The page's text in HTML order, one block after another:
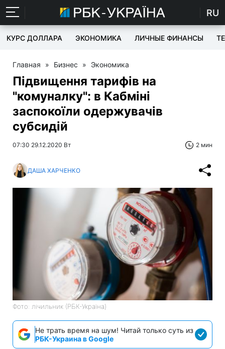
RU
КУРС ДОЛЛАРА ЭКОНОМИКА ЛИЧНЫЕ ФИНАНСЫ
Главная » Бизнес » Экономика
Підвищення тарифів на
"комуналку": в Кабміні
заспокоїли одержувачів
субсидій
07:30 29.12.2020 Вт 2 мин
ДАША ХАРЧЕНКО
Фото: лічильник (РБК-Україна)
Не трать время на шум! Читай только суть из
РБК-Украина в Google